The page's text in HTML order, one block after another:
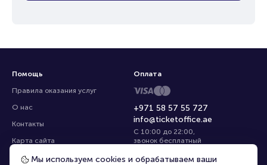
Помощь
Правила оказания услуг
О нас
Контакты
Карта сайта
Управление cookies
+971 58 57 55 727
info@ticketoffice.ae
С 10:00 до 22:00,
звонок бесплатный
Все площадки
Оплата
Мы используем cookies и обрабатываем ваши